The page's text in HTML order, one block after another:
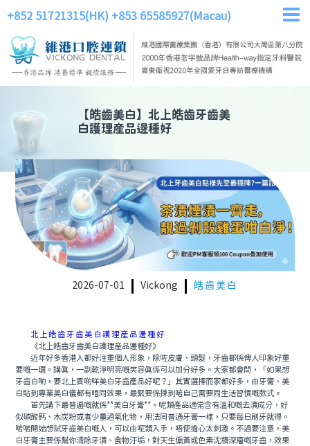
+852 51721315(HK) +853 65585927(Macau)
【皓齒美白】 北上皓齒牙齒美
白護理産品邊種好
2026-07-01 Vickong 皓齒美白
北上皓齒牙齒美白護理産品邊種好
《北上皓齒牙齒美白護理産品邊種好》
近年好多香港人都好注重個人形象，除咗皮膚、頭髮，牙齒都係俾人印象好重
要嘅一環。講真，一副乾淨明亮嘅笑容真係可以加分好多。大家都會問，「如果想
牙齒白啲，要北上買啲咩美白牙齒產品好呢？」其實選擇而家都好多，由牙膏、美
白貼到專業美白儀都有唔同效果，最緊要係揀到啱自己需要同生活習慣嘅款式。
首先講下最普遍嘅就係**美白牙膏**。呢類產品通常含有溫和嘅去漬成分，好
似碳酸鈣、木炭粉或者少量過氧化物，用法同普通牙膏一樣，只要每日刷牙就得。
啱啱開始想試牙齒美白嘅人，可以由呢類入手，唔使擔心太刺激。不過要注意，美
白牙膏主要係幫你清除牙漬、食物汙垢，對天生偏黃或色素沈積深層嘅牙齒，效果